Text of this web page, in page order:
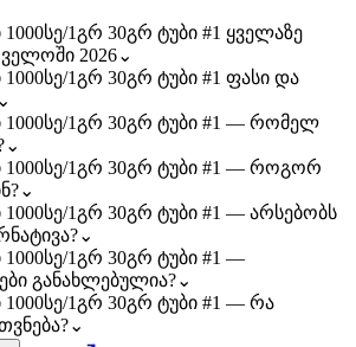
1გრ 30გრ ტუბი #1 ყველაზე
2026⌄
1გრ 30გრ ტუბი #1 ფასი და
⌄
1გრ 30გრ ტუბი #1 — რომელ
⌄
1გრ 30გრ ტუბი #1 — როგორ
⌄
1გრ 30გრ ტუბი #1 — არსებობს
⌄
1გრ 30გრ ტუბი #1 —
განახლებულია?⌄
1გრ 30გრ ტუბი #1 — რა
⌄